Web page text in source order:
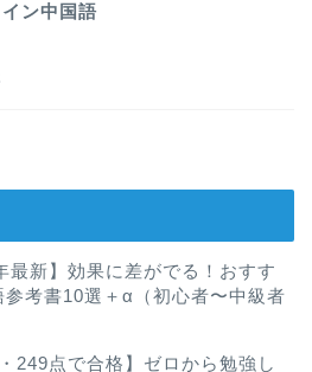
ン中国語
最新】効果に差がでる！おすす
参考書10選＋α（初心者〜中級者
・249点で合格】ゼロから勉強し